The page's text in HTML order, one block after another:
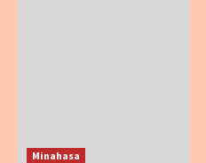
Minahasa